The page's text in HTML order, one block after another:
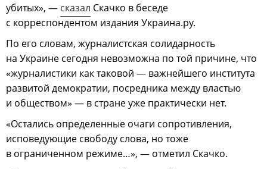
убитых», — сказал Скачко в беседе
с корреспондентом издания Украина.ру.
По его словам, журналистская солидарность
на Украине сегодня невозможна по той причине, что
«журналистики как таковой — важнейшего института
развитой демократии, посредника между властью
и обществом» — в стране уже практически нет.
«Остались определенные очаги сопротивления,
исповедующие свободу слова, но тоже
в ограниченном режиме…», — отметил Скачко.